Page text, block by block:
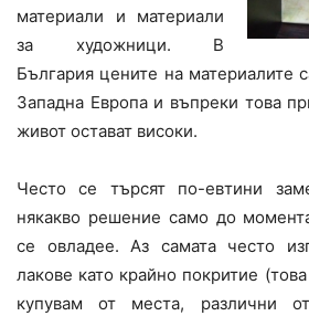
материали и материали
за художници. В
България цените на материалите
Западна Европа и въпреки това
живот остават високи.
Често се търсят по-евтини
някакво решение само до
се овладее. Аз самата често
лакове като крайно покритие
купувам от места, различни от